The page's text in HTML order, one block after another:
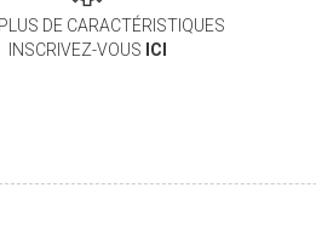
DE CARACTÉRISTIQUES
INSCRIVEZ-VOUS ICI